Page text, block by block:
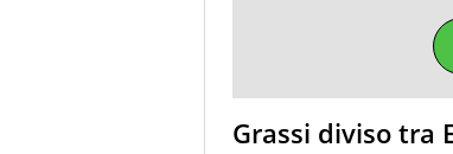
Grassi diviso tra